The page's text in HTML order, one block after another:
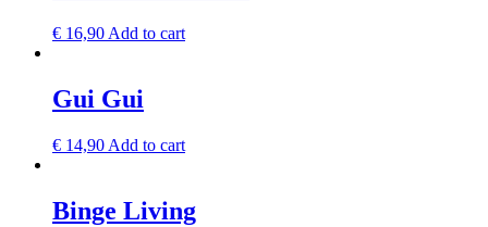
€ 16,90 Add to cart
Gui Gui
€ 14,90 Add to cart
Binge Living